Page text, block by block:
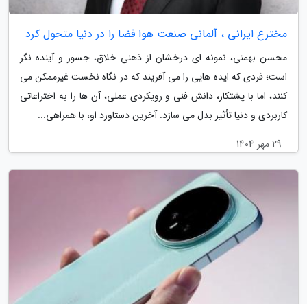
مخترع ایرانی ، آلمانی صنعت هوا فضا را در دنیا متحول کرد
محسن بهمنی، نمونه ای درخشان از ذهنی خلاق، جسور و آینده نگر
است؛ فردی که ایده هایی را می آفریند که در نگاه نخست غیرممکن می
کنند، اما با پشتکار، دانش فنی و رویکردی عملی، آن ها را به اختراعاتی
کاربردی و دنیا تأثیر بدل می سازد. آخرین دستاورد او، با همراهی...
29 مهر 1404